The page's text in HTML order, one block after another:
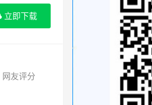
立即下载
网友评分